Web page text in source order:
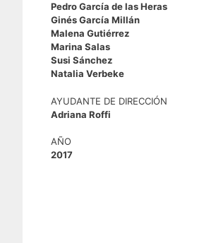
Pedro García de las Heras
Ginés García Millán
Malena Gutiérrez
Marina Salas
Susi Sánchez
Natalia Verbeke
AYUDANTE DE DIRECCIÓN
Adriana Roffi
AÑO
2017